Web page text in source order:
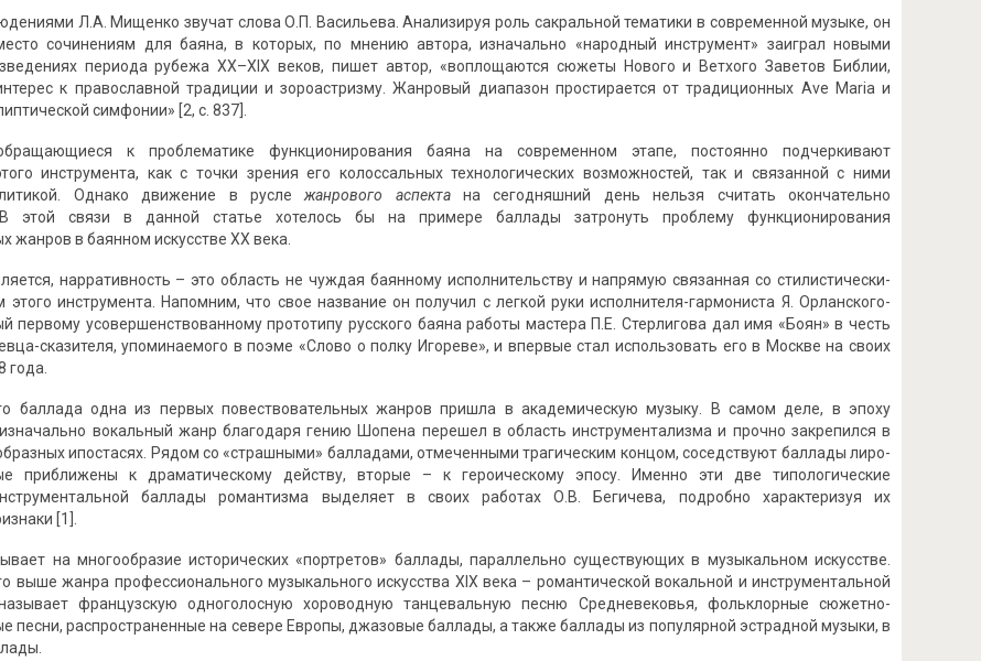
Л.А. Мищенко звучат слова О.П. Васильева. Анализируя роль сакральной тематики в современной музыке, он
сочинениям для баяна, в которых, по мнению автора, изначально «народный инструмент» заиграл новыми
периода рубежа XX–XIX веков, пишет автор, «воплощаются сюжеты Нового и Ветхого Заветов Библии,
к православной традиции и зороастризму. Жанровый диапазон простирается от традиционных Ave Maria и
симфонии» [2, с. 837].
к проблематике функционирования баяна на современном этапе, постоянно подчеркивают
инструмента, как с точки зрения его колоссальных технологических возможностей, так и связанной с ними
Однако движение в руслежанрового аспектана сегодняшний день нельзя считать окончательно
этой связи в данной статье хотелось бы на примере баллады затронуть проблему функционирования
жанров в баянном искусстве ХХ века.
нарративность – это область не чуждая баянному исполнительству и напрямую связанная со стилистически-
этого инструмента. Напомним, что свое название он получил с легкой руки исполнителя-гармониста Я. Орланского-
первому усовершенствованному прототипу русского баяна работы мастера П.Е. Стерлигова дал имя «Боян» в честь
сказителя, упоминаемого в поэме «Слово о полку Игореве», и впервые стал использовать его в Москве на своих
года.
баллада одна из первых повествовательных жанров пришла в академическую музыку. В самом деле, в эпоху
вокальный жанр благодаря гению Шопена перешел в область инструментализма и прочно закрепился в
ипостасях. Рядом со «страшными» балладами, отмеченными трагическим концом, соседствуют баллады лиро-
приближены к драматическому действу, вторые – к героическому эпосу. Именно эти две типологические
баллады романтизма выделяет в своих работах О.В. Бегичева, подробно характеризуя их
[1].
на многообразие исторических «портретов» баллады, параллельно существующих в музыкальном искусстве.
выше жанра профессионального музыкального искусства XIX века – романтической вокальной и инструментальной
французскую одноголосную хороводную танцевальную песню Средневековья, фольклорные сюжетно-
песни, распространенные на севере Европы, джазовые баллады, а также баллады из популярной эстрадной музыки, в